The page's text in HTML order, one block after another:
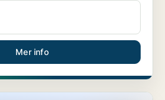
Mer info